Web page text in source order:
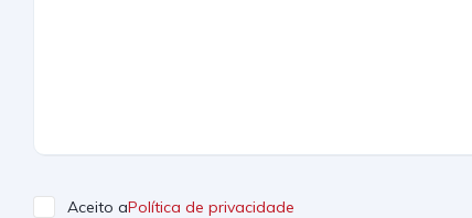
Aceito aPolítica de privacidade